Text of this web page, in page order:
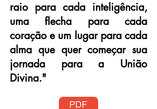
raio para cada inteligência,
uma flecha para cada
coração e um lugar para cada
alma que quer começar sua
jornada para a União
Divina."